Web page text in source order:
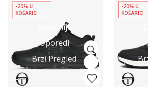
Detaljnije
Uporedi
Brzi Pregled
-20% U
KOŠARICI
-20% U
KOŠARICI